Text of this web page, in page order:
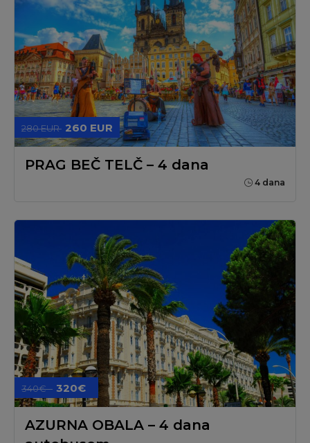
280 EUR 260 EUR
PRAG BEČ TELČ – 4 dana
4 dana
340€ 320€
AZURNA OBALA – 4 dana